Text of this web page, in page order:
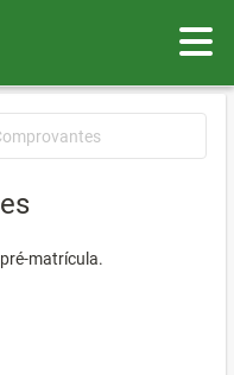
matrícula.